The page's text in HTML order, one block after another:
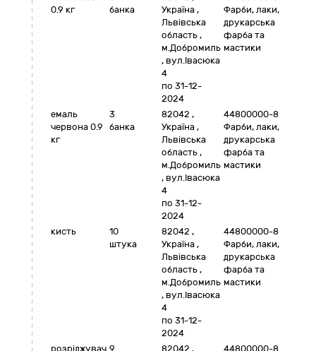
0.9 кг
банка
Україна ,
Львівська
область ,
м.Добромиль
, вул.Івасюка
4
по 31-12-
2024
Фарби, лаки,
друкарська
фарба та
мастики
емаль
червона 0.9
кг
3
банка
82042 ,
Україна ,
Львівська
область ,
м.Добромиль
, вул.Івасюка
4
по 31-12-
2024
44800000-8
Фарби, лаки,
друкарська
фарба та
мастики
кисть
10
штука
82042 ,
Україна ,
Львівська
область ,
м.Добромиль
, вул.Івасюка
4
по 31-12-
2024
44800000-8
Фарби, лаки,
друкарська
фарба та
мастики
розріджувач 9 82042 , 44800000-8